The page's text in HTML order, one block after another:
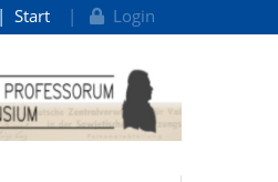
Start Login